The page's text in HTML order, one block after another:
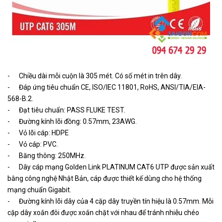
- Chiều dài mỗi cuộn là 305 mét. Có số mét in trên dây.
- Đáp ứng tiêu chuẩn CE, ISO/IEC 11801, RoHS, ANSI/TIA/EIA-
568-B.2.
- Đạt tiêu chuẩn: PASS FLUKE TEST.
- Đường kính lõi đồng: 0.57mm, 23AWG.
- Vỏ lõi cáp: HDPE
- Vỏ cáp: PVC.
- Băng thông: 250MHz.
- Dây cáp mạng Golden Link PLATINUM CAT6 UTP được sản xuất
bằng công nghệ Nhật Bản, cáp được thiết kế dùng cho hệ thống
mạng chuẩn Gigabit.
- Đường kính lõi dây của 4 cặp dây truyền tín hiệu là 0.57mm. Mỗi
cặp dây xoắn đôi được xoắn chặt với nhau để tránh nhiễu chéo